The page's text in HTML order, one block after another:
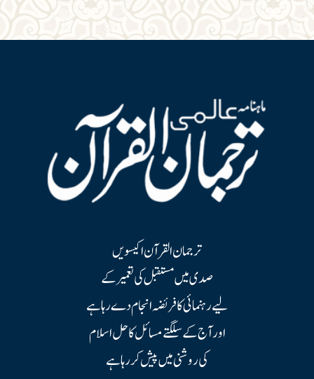
ترجمان القرآن اکیسویں
صدی میں مستقبل کی تعمیر کے
لیے رہنمائی کا فریضہ انجام دے رہا ہے
اور آج کے سلگتے مسائل کا حل اسلام
کی روشنی میں پیش کر رہا ہے